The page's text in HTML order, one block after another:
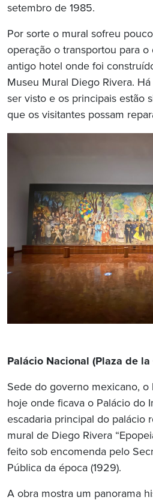
setembro de 1985.
Por sorte o mural sofreu
operação o transportou para
antigo hotel onde foi
Museu Mural Diego Rivera.
ser visto e os principais estão
que os visitantes possam
Palácio Nacional (Plaza de
Sede do governo mexicano, o
hoje onde ficava o Palácio do
escadaria principal do palácio
mural de Diego Rivera
feito sob encomenda pelo
Pública da época (1929).
A obra mostra um panorama